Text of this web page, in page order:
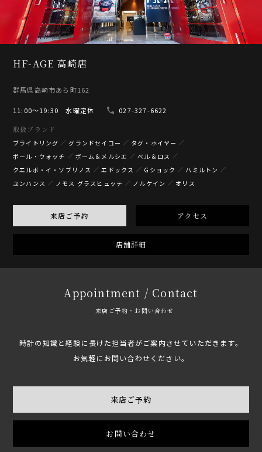
HF-AGE 高崎店
群馬県高崎市あら町162
11:00〜19:30 水曜定休
027-327-6622
取扱ブランド
ブライトリング グランドセイコー
タグ・ホイヤー
ボール・ウォッチ
ボーム＆メルシエ
ベル＆ロス
クエルボ・イ・ソブリノス
エドックス Gショック
ハミルトン
ユンハンス
ノモス グラスヒュッテ ノルケイン オリス
来店ご予約 アクセス
店舗詳細
Appointment / Contact
来店ご予約・お問い合わせ
時計の知識と経験に長けた担当者がご案内させていただきます。
お気軽にお問い合わせください。
来店ご予約
お問い合わせ